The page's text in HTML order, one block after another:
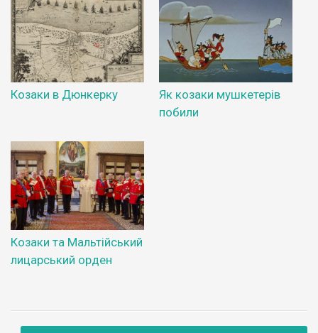
Козаки в Дюнкерку
Як козаки мушкетерів
побили
Козаки та Мальтійський
лицарський орден